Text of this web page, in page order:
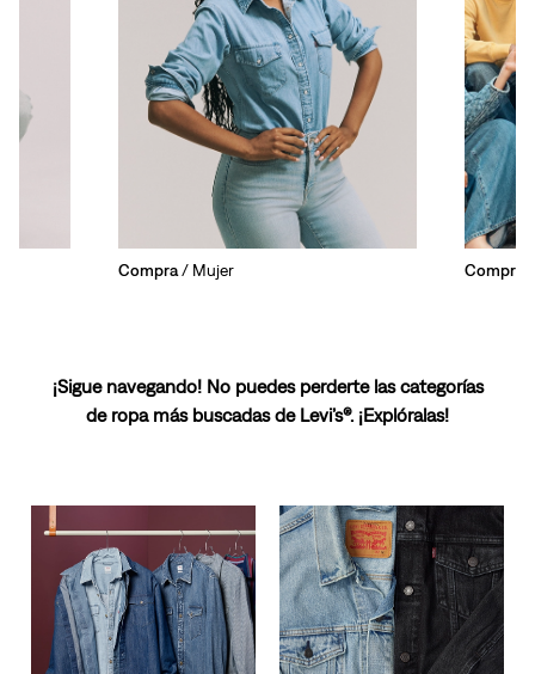
Compra/ Mujer Compra
¡Sigue navegando! No puedes perderte las categorías
de ropa más buscadas de Levi’s®. ¡Explóralas!